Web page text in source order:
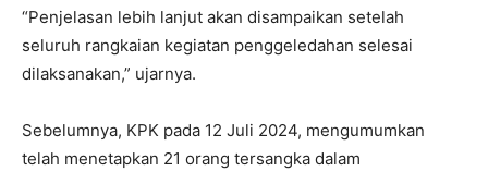
“Penjelasan lebih lanjut akan disampaikan setelah
seluruh rangkaian kegiatan penggeledahan selesai
dilaksanakan,” ujarnya.
Sebelumnya, KPK pada 12 Juli 2024, mengumumkan
telah menetapkan 21 orang tersangka dalam